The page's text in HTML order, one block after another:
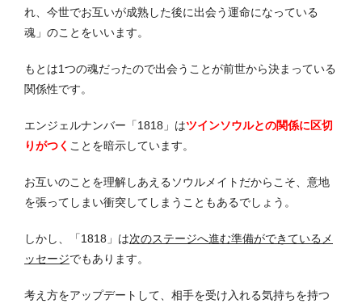
れ、今世でお互いが成熟した後に出会う運命になっている
魂」のことをいいます。
もとは1つの魂だったので出会うことが前世から決まっている
関係性です。
エンジェルナンバー「1818」はツインソウルとの関係に区切
りがつく ことを暗示しています。
お互いのことを理解しあえるソウルメイトだからこそ、意地
を張ってしまい衝突してしまうこともあるでしょう。
しかし、「1818」は次のステージへ進む準備ができているメ
ッセージでもあります。
考え方をアップデートして、相手を受け入れる気持ちを持つ